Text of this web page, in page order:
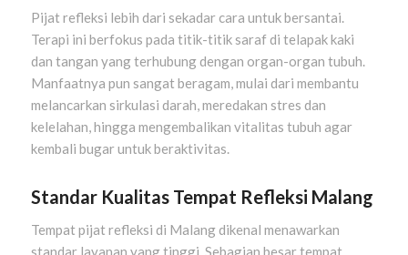
Pijat refleksi lebih dari sekadar cara untuk bersantai.
Terapi ini berfokus pada titik-titik saraf di telapak kaki
dan tangan yang terhubung dengan organ-organ tubuh.
Manfaatnya pun sangat beragam, mulai dari membantu
melancarkan sirkulasi darah, meredakan stres dan
kelelahan, hingga mengembalikan vitalitas tubuh agar
kembali bugar untuk beraktivitas.
Standar Kualitas Tempat Refleksi Malang
Tempat pijat refleksi di Malang dikenal menawarkan
standar layanan yang tinggi. Sebagian besar tempat